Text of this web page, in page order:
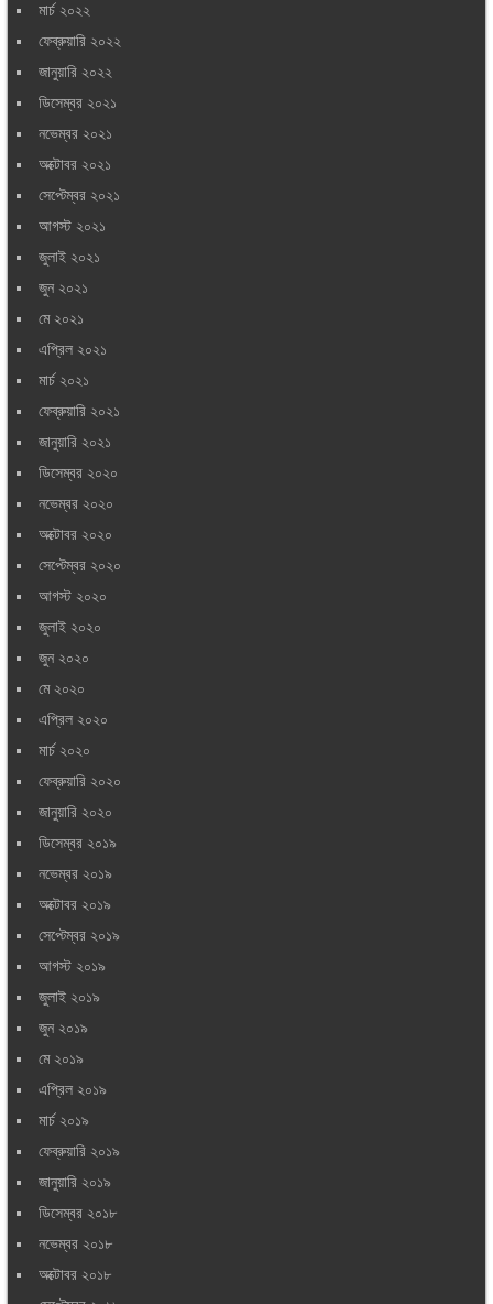
মার্চ ২০২২
ফেব্রুয়ারি ২০২২
জানুয়ারি ২০২২
ডিসেম্বর ২০২১
নভেম্বর ২০২১
অক্টোবর ২০২১
সেপ্টেম্বর ২০২১
আগস্ট ২০২১
জুলাই ২০২১
জুন ২০২১
মে ২০২১
এপ্রিল ২০২১
মার্চ ২০২১
ফেব্রুয়ারি ২০২১
জানুয়ারি ২০২১
ডিসেম্বর ২০২০
নভেম্বর ২০২০
অক্টোবর ২০২০
সেপ্টেম্বর ২০২০
আগস্ট ২০২০
জুলাই ২০২০
জুন ২০২০
মে ২০২০
এপ্রিল ২০২০
মার্চ ২০২০
ফেব্রুয়ারি ২০২০
জানুয়ারি ২০২০
ডিসেম্বর ২০১৯
নভেম্বর ২০১৯
অক্টোবর ২০১৯
সেপ্টেম্বর ২০১৯
আগস্ট ২০১৯
জুলাই ২০১৯
জুন ২০১৯
মে ২০১৯
এপ্রিল ২০১৯
মার্চ ২০১৯
ফেব্রুয়ারি ২০১৯
জানুয়ারি ২০১৯
ডিসেম্বর ২০১৮
নভেম্বর ২০১৮
অক্টোবর ২০১৮